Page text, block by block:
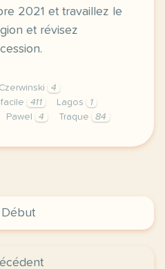
2021 et travaillez le
et révisez
Czerwinski
4
411 Lagos
1
Pawel 4 Traque 84
et detty december
Début